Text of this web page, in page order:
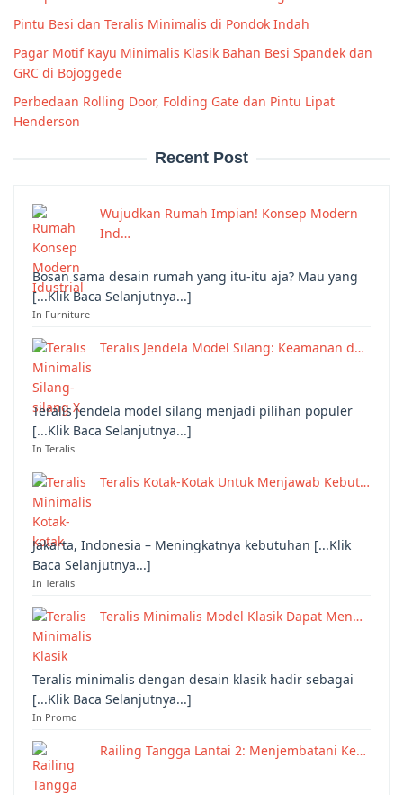
Pintu Besi dan Teralis Minimalis di Pondok Indah
Pagar Motif Kayu Minimalis Klasik Bahan Besi Spandek dan
GRC di Bojoggede
Perbedaan Rolling Door, Folding Gate dan Pintu Lipat
Henderson
Recent Post
Wujudkan Rumah Impian! Konsep Modern
Ind…
Bosan sama desain rumah yang itu-itu aja? Mau yang
[...Klik Baca Selanjutnya...]
In Furniture
Teralis Jendela Model Silang: Keamanan d…
Teralis jendela model silang menjadi pilihan populer
[...Klik Baca Selanjutnya...]
In Teralis
Teralis Kotak-Kotak Untuk Menjawab Kebut…
Jakarta, Indonesia – Meningkatnya kebutuhan [...Klik
Baca Selanjutnya...]
In Teralis
Teralis Minimalis Model Klasik Dapat Men…
Teralis minimalis dengan desain klasik hadir sebagai
[...Klik Baca Selanjutnya...]
In Promo
Railing Tangga Lantai 2: Menjembatani Ke…